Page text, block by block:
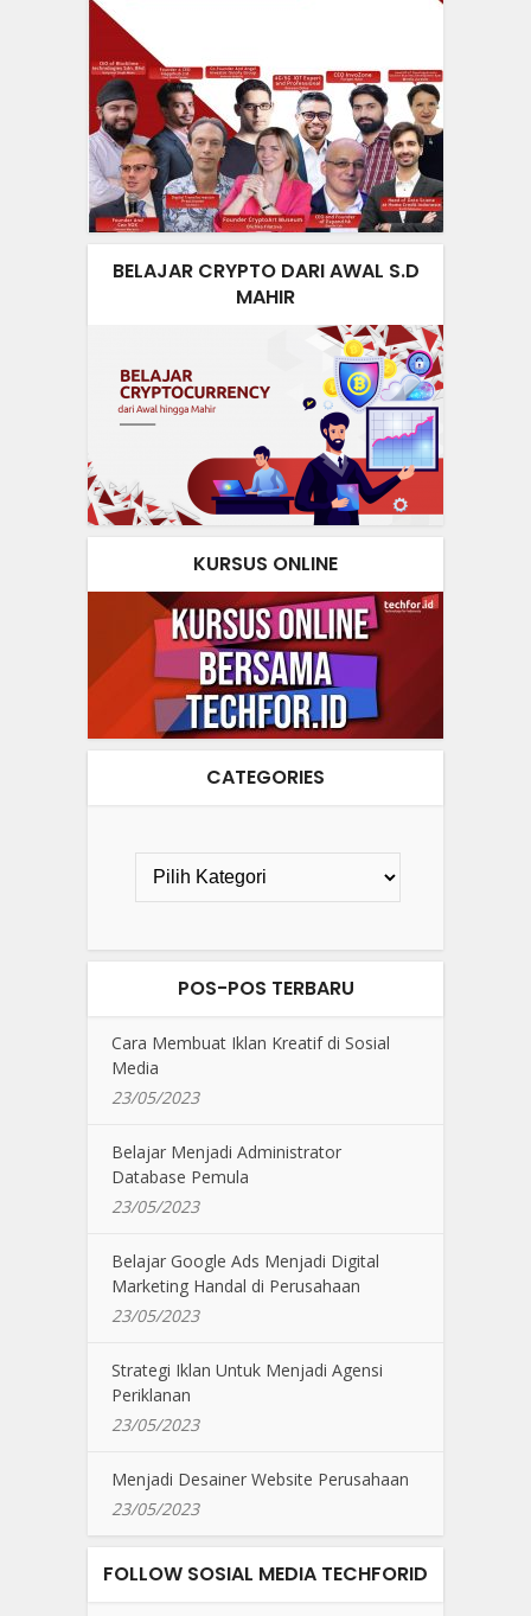
BELAJAR CRYPTO DARI AWAL S.D
MAHIR
KURSUS ONLINE
CATEGORIES
POS-POS TERBARU
Cara Membuat Iklan Kreatif di Sosial
Media
23/05/2023
Belajar Menjadi Administrator
Database Pemula
23/05/2023
Belajar Google Ads Menjadi Digital
Marketing Handal di Perusahaan
23/05/2023
Strategi Iklan Untuk Menjadi Agensi
Periklanan
23/05/2023
Menjadi Desainer Website Perusahaan
23/05/2023
FOLLOW SOSIAL MEDIA TECHFORID